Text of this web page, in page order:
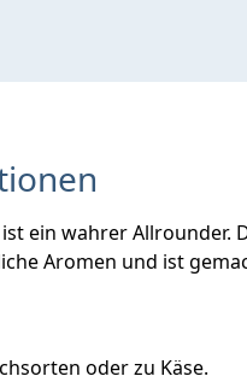
ein wahrer
Aromen und ist
oder zu Käse.